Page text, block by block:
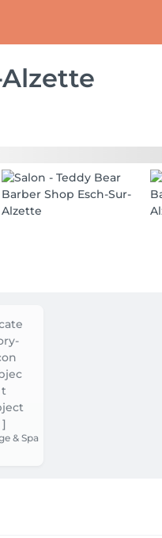
& Spa